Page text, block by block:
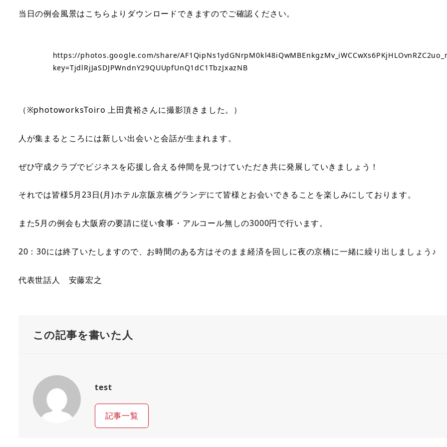
当日の例会風景はこちらよりダウンロードできますのでご確認ください。
https://photos.google.com/share/
key=TjdlRjJaSDJPWndnY29QUUpfUnQ1dC1TbzJxazNB
（※photoworksToiro 上田貴裕さんに撮影頂きました。）
人が集まるところには新しい出会いと会話が生まれます。
ぜひ守成クラブでビジネスを応援し合える仲間を見つけていただき共に発展していきましょう！
それでは皆様5月23日(月)ホテル京阪京橋グランデにて皆様とお会いできることを楽しみにしております。
また5月の例会も大阪府の要請に従い食事・アルコール無しの3000円で行います。
20：30には終了いたしますので、お時間のある方はそのまま経済を回しに夜の京橋に一緒に繰り出しましょう♪
代表世話人 安藤宏之
この記事を書いた人
test
記事一覧